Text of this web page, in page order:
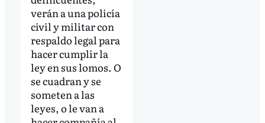
verán a una policía
civil y militar con
respaldo legal para
hacer cumplir la
ley en sus lomos. O
se cuadran y se
someten a las
leyes, o le van a